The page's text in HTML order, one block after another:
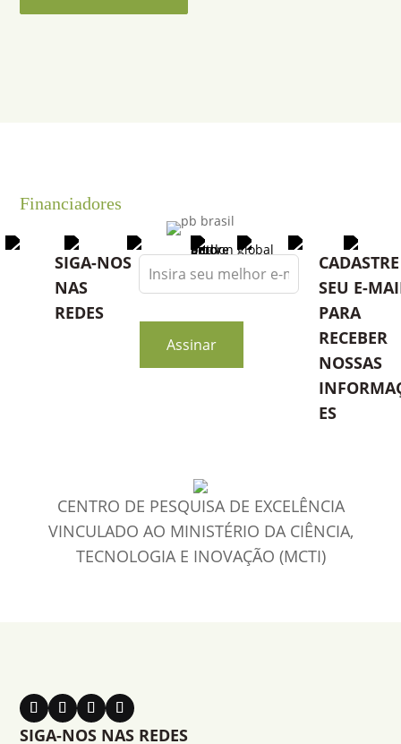
Financiadores
SIGA-NOS
NAS
REDES
Leave
this
blank
Assinar
CADASTRE
SEU E-
PARA
RECEBER
NOSSAS
ES
CENTRO DE PESQUISA DE EXCELÊNCIA
VINCULADO AO MINISTÉRIO DA CIÊNCIA,
TECNOLOGIA E INOVAÇÃO (MCTI)
SIGA-NOS NAS REDES